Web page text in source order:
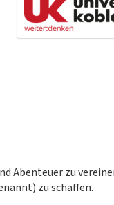
Abenteuer zu
zu schaffen.